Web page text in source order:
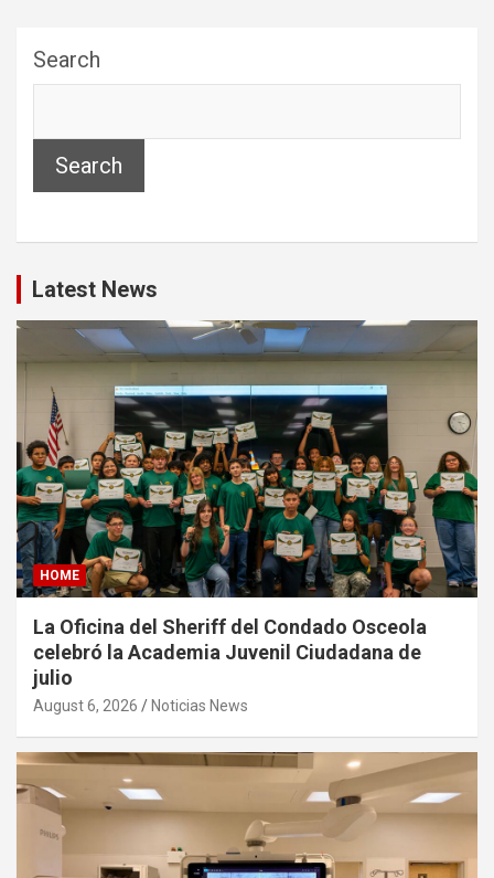
Search
Search
Latest News
HOME
La Oficina del Sheriff del Condado Osceola
celebró la Academia Juvenil Ciudadana de
julio
August 6, 2026 Noticias News